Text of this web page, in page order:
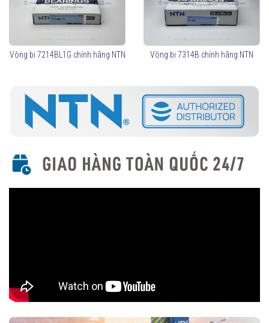
Chịu tải theo một hướng (cần lắp ghép theo cặp nếu chịu tải
hai hướng).
Góc tiếp xúc phổ biến: 15°, 25°, 30°, 40°.
Mã sản phẩm phổ biến:
7000 series (tốc độ cao, chính xác cao)
7300 series (chịu tải lớn hơn)
Vòng bi Tiếp Xúc Góc Hai Dãy (Double Row Angular
Contact Ball Bearings)
Có cấu trúc tương tự như hai vòng bi một dãy lắp đối xứng.
Mã sản phẩm phổ biến: 3200, 3300 series.
Vòng bi Tiếp Xúc Góc Chính Xác Cao (High Precision
Sử dụng bi gốm (Ceramic) giúp giảm trọng lượng, giảm ma
sát và chịu tốc độ rất cao.
Phù hợp với ứng dụng tốc độ cao như máy CNC, động cơ
Vòng bi 7214BL1G chính hãng NTN Vòng bi 7314B chính hãng NTN